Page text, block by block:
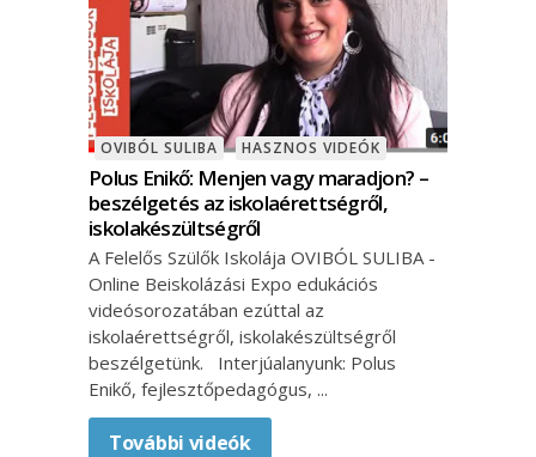
OVIBÓL SULIBA HASZNOS VIDEÓK
Polus Enikő: Menjen vagy maradjon? –
beszélgetés az iskolaérettségről,
iskolakészültségről
A Felelős Szülők Iskolája OVIBÓL SULIBA -
Online Beiskolázási Expo edukációs
videósorozatában ezúttal az
iskolaérettségről, iskolakészültségről
beszélgetünk. Interjúalanyunk: Polus
Enikő, fejlesztőpedagógus,
További videók